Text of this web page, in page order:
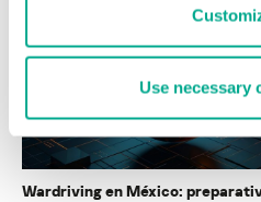
Use necessary
Wardriving en México: